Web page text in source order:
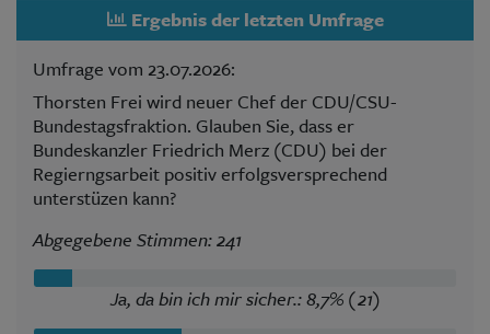
Ergebnis der letzten Umfrage
Umfrage vom 23.07.2026:
Thorsten Frei wird neuer Chef der CDU/CSU-
Bundestagsfraktion. Glauben Sie, dass er
Bundeskanzler Friedrich Merz (CDU) bei der
Regierngsarbeit positiv erfolgsversprechend
unterstüzen kann?
Abgegebene Stimmen: 241
Ja, da bin ich mir sicher.: 8,7% (21)